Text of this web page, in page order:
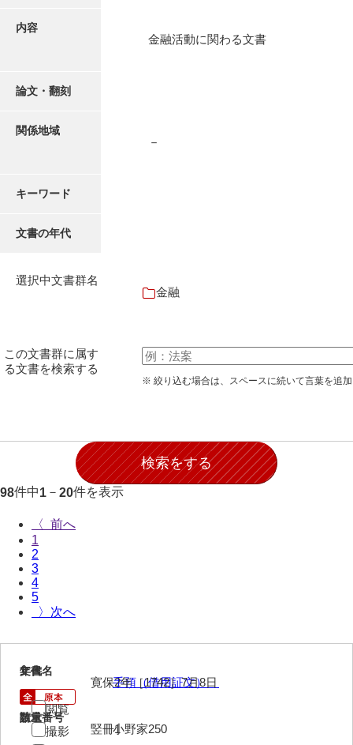
石井丈若撮影写真
石川卓美文庫
和泉家文書
市川家文書
伊藤家文書（須佐町）
伊藤家文書（山口市）
内容
金融活動に関わる文書
論文・翻刻
関係地域
－
キーワード
文書の年代
選択中文書群名
金融
この文書群に属す
る文書を検索する
※ 絞り込む場合は、スペースに続いて言葉を追
98件中1 － 20件を表示
〈
1
2
3
4
5
〉
1
文書名
手預（借用証文）
請求番号
小野家250
年代
寛保2年［1742］7月8日
数量
竪冊1
閲覧
撮影